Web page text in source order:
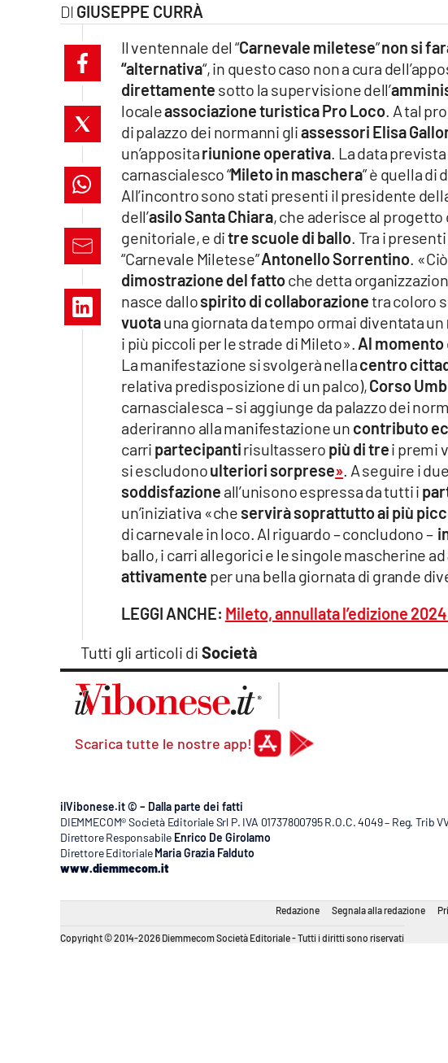
lacitymag.it
cosenzachannel.it
ilvibonese.it
catanzarochannel.it
lacapitalenews.it
Vai
GIUSEPPE CURRÀ
Tutti gli articoli di Società
Il ventennale del “Carnevale miletese”non si
“alternativa“, in questo caso non a cura
direttamente sotto la supervisione dell’
localeassociazione turisticaPro Loco. A tal
di palazzo dei normanni gliassessori Elisa
un’appositariunione operativa. La data
carnascialesco “Mileto in maschera” è quella di
All’incontro sono stati presenti il presidente
dell’asilo Santa Chiara, che aderisce al progetto
genitoriale, e ditre scuole di ballo. Tra i
“Carnevale Miletese”Antonello Sorrentino.
dimostrazione del fattoche detta
nasce dallospirito di collaborazionetra coloro
vuotauna giornata da tempo ormai diventata un
i più piccoli per le strade di Mileto». Al momento
La manifestazione si svolgerà nellacentro
relativa predisposizione di un palco),Corso
carnascialesca – si aggiunge da palazzo dei
aderiranno alla manifestazione un contributo
carri partecipantirisultassero più di trei premi
si escludonoulteriori sorprese». A seguire i
soddisfazione all’unisono espressa da tutti i
un’iniziativa «che servirà soprattutto ai più
di carnevale in loco. Al riguardo – concludono –
ballo, i carri allegorici e le singole mascherine ad
attivamente per una bella giornata di grande
LEGGI ANCHE: Mileto, annullata l’edizione
Scarica tutte le nostre app!
ilVibonese.it © – Dalla parte dei fatti
DIEMMECOM® Società Editoriale Srl P. IVA 01737800795 R.O.C. 4049 – Reg. Trib
Direttore Responsabile Enrico De Girolamo
Direttore Editoriale Maria Grazia Falduto
www.diemmecom.it
Redazione Segnala alla redazione
Copyright © 2014-2026 Diemmecom Società Editoriale - Tutti i diritti sono riservati